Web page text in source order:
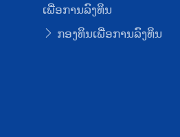
ເພື່ອການລົງທຶນ
ກອງທຶນເພື່ອການລົງທຶນ